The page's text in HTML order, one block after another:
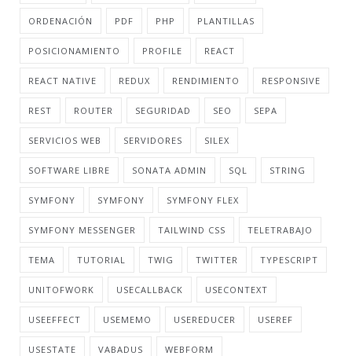
ORDENACIÓN PDF PHP PLANTILLAS
POSICIONAMIENTO PROFILE REACT
REACT NATIVE REDUX RENDIMIENTO RESPONSIVE
REST ROUTER SEGURIDAD SEO SEPA
SERVICIOS WEB SERVIDORES SILEX
SOFTWARE LIBRE SONATA ADMIN SQL STRING
SYMFONY SYMFONY SYMFONY FLEX
SYMFONY MESSENGER TAILWIND CSS TELETRABAJO
TEMA TUTORIAL TWIG TWITTER TYPESCRIPT
UNITOFWORK USECALLBACK USECONTEXT
USEEFFECT USEMEMO USEREDUCER USEREF
USESTATE VABADUS WEBFORM